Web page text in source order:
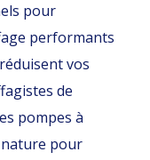
pour
performants
vos
de
pompes à
nature pour